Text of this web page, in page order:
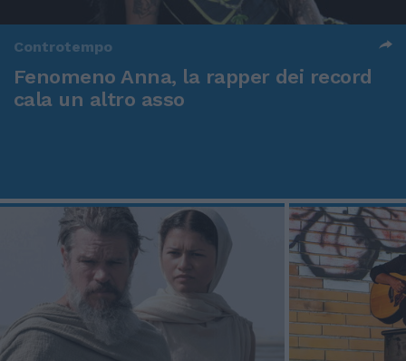
Controtempo
Fenomeno Anna, la rapper dei record
cala un altro asso